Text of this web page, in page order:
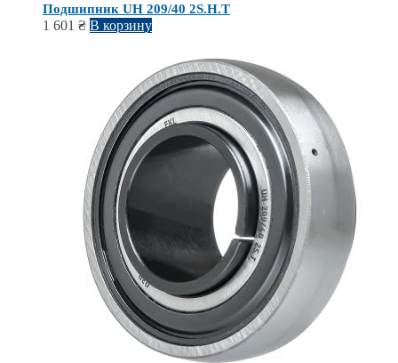
Подшипник UH 209/40 2S.H.T
1 601 ₴ В корзину